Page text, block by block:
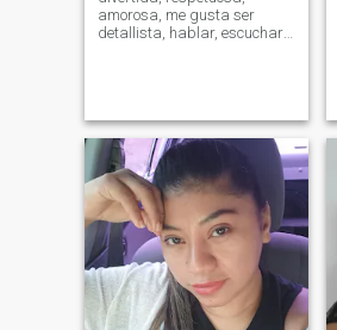
amorosa, me gusta ser
detallista, hablar, escuchar,
comer, caminar, conocer
nuevos lugares y también
estar en casa tranquila. me
encantan los animales.